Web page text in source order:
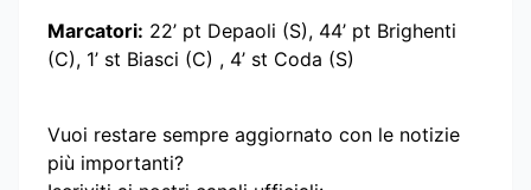
Marcatori: 22’ pt Depaoli (S), 44’ pt Brighenti
(C), 1’ st Biasci (C) , 4’ st Coda (S)
Vuoi restare sempre aggiornato con le notizie
più importanti?